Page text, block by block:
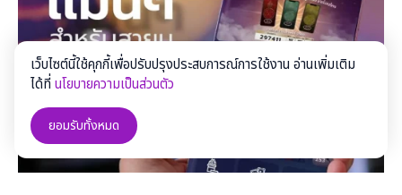
เว็บไซต์นี้ใช้คุกกี้เพื่อปรับปรุงประสบการณ์การใช้งาน อ่านเพิ่มเติม
ได้ที่นโยบายความเป็นส่วนตัว
ยอมรับทั้งหมด